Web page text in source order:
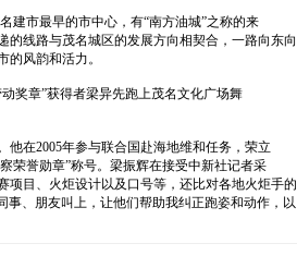
建市最早的市中心，有“南方油城”之称的来
线路与茂名城区的发展方向相契合，一路向东向
风韵和活力。
奖章”获得者梁异先跑上茂名文化广场舞
在2005年参与联合国赴海地维和任务，荣立
荣誉勋章”称号。梁振辉在接受中新社记者采
项目、火炬设计以及口号等，还比对各地火炬手的
事、朋友叫上，让他们帮助我纠正跑姿和动作，以